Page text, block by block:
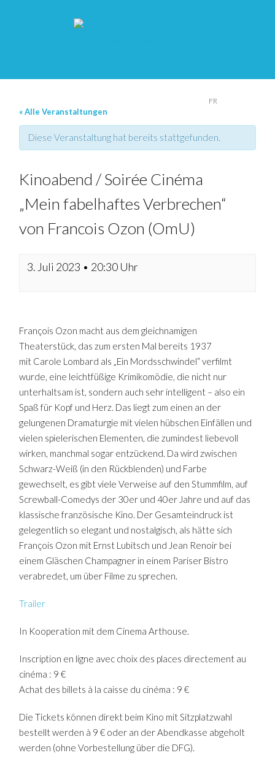
FR
« Alle Veranstaltungen
Diese Veranstaltung hat bereits stattgefunden.
Kinoabend / Soirée Cinéma
„Mein fabelhaftes Verbrechen“
von Francois Ozon (OmU)
3. Juli 2023 • 20:30 Uhr
François Ozon macht aus dem gleichnamigen
Theaterstück, das zum ersten Mal bereits 1937
mit Carole Lombard als „Ein Mordsschwindel“ verfilmt
wurde, eine leichtfüßige Krimikomödie, die nicht nur
unterhaltsam ist, sondern auch sehr intelligent – also ein
Spaß für Kopf und Herz. Das liegt zum einen an der
gelungenen Dramaturgie mit vielen hübschen Einfällen und
vielen spielerischen Elementen, die zumindest liebevoll
wirken, manchmal sogar entzückend. Da wird zwischen
Schwarz-Weiß (in den Rückblenden) und Farbe
gewechselt, es gibt viele Verweise auf den Stummfilm, auf
Screwball-Comedys der 30er und 40er Jahre und auf das
klassische französische Kino. Der Gesamteindruck ist
gelegentlich so elegant und nostalgisch, als hätte sich
François Ozon mit Ernst Lubitsch und Jean Renoir bei
einem Gläschen Champagner in einem Pariser Bistro
verabredet, um über Filme zu sprechen.
Trailer
In Kooperation mit dem Cinema Arthouse.
Inscription en ligne avec choix des places directement au
cinéma : 9 €
Achat des billets à la caisse du cinéma : 9 €
Die Tickets können direkt beim Kino mit Sitzplatzwahl
bestellt werden à 9 € oder an der Abendkasse abgeholt
werden (ohne Vorbestellung über die DFG).